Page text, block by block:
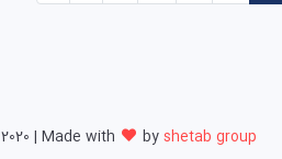
2020 | Made with byshetab group